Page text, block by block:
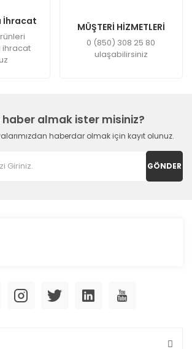
İhracat
ihracat
MÜŞTERİ HİZMETLERİ
0 (850) 308 25 80
ulaşabilirsiniz
haber almak ister misiniz?
haberdar olmak için kayıt olunuz.
GÖNDER